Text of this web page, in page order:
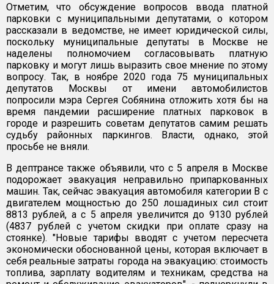
Отметим, что обсуждение вопросов ввода платной
парковки с муниципальными депутатами, о котором
рассказали в ведомстве, не имеет юридической силы,
поскольку муниципальные депутаты в Москве не
наделены полномочием согласовывать платную
парковку и могут лишь выразить свое мнение по этому
вопросу. Так, в ноябре 2020 года 75 муниципальных
депутатов Москвы от имени автомобилистов
попросили мэра Сергея Собянина отложить хотя бы на
время пандемии расширение платных парковок в
городе и разрешить советам депутатов самим решать
судьбу районных паркингов. Власти, однако, этой
просьбе не вняли.
В дептрансе также объявили, что с 5 апреля в Москве
подорожает эвакуация неправильно припаркованных
машин. Так, сейчас эвакуация автомобиля категории B с
двигателем мощностью до 250 лошадиных сил стоит
8813 рублей, а с 5 апреля увеличится до 9130 рублей
(4837 рублей с учетом скидки при оплате сразу на
стоянке). "Новые тарифы вводят с учетом пересчета
экономически обоснованной цены, которая включает в
себя реальные затраты города на эвакуацию: стоимость
топлива, зарплату водителям и техникам, средства на